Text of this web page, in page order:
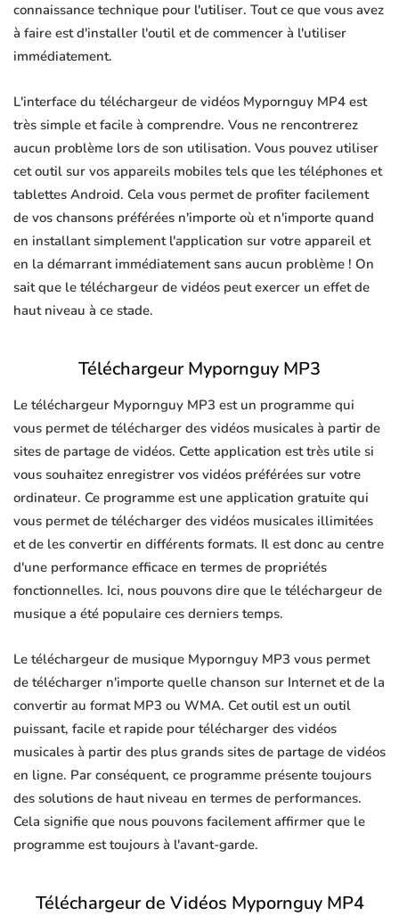
connaissance technique pour l'utiliser. Tout ce que vous avez
à faire est d'installer l'outil et de commencer à l'utiliser
immédiatement.
L'interface du téléchargeur de vidéos Mypornguy MP4 est
très simple et facile à comprendre. Vous ne rencontrerez
aucun problème lors de son utilisation. Vous pouvez utiliser
cet outil sur vos appareils mobiles tels que les téléphones et
tablettes Android. Cela vous permet de profiter facilement
de vos chansons préférées n'importe où et n'importe quand
en installant simplement l'application sur votre appareil et
en la démarrant immédiatement sans aucun problème ! On
sait que le téléchargeur de vidéos peut exercer un effet de
haut niveau à ce stade.
Téléchargeur Mypornguy MP3
Le téléchargeur Mypornguy MP3 est un programme qui
vous permet de télécharger des vidéos musicales à partir de
sites de partage de vidéos. Cette application est très utile si
vous souhaitez enregistrer vos vidéos préférées sur votre
ordinateur. Ce programme est une application gratuite qui
vous permet de télécharger des vidéos musicales illimitées
et de les convertir en différents formats. Il est donc au centre
d'une performance efficace en termes de propriétés
fonctionnelles. Ici, nous pouvons dire que le téléchargeur de
musique a été populaire ces derniers temps.
Le téléchargeur de musique Mypornguy MP3 vous permet
de télécharger n'importe quelle chanson sur Internet et de la
convertir au format MP3 ou WMA. Cet outil est un outil
puissant, facile et rapide pour télécharger des vidéos
musicales à partir des plus grands sites de partage de vidéos
en ligne. Par conséquent, ce programme présente toujours
des solutions de haut niveau en termes de performances.
Cela signifie que nous pouvons facilement affirmer que le
programme est toujours à l'avant-garde.
Téléchargeur de Vidéos Mypornguy MP4